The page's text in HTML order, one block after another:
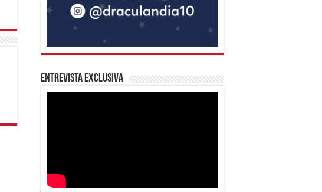
Entrevista Exclusiva